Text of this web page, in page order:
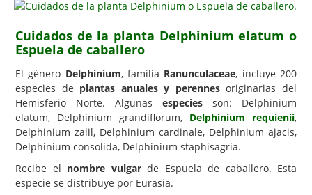
Consejos
Hemisferio Norte
Hemisferio Sur
Enfermedades
Animales
Hongos
Carencias
Fotos
Cuidados de la planta Delphinium elatum o
Espuela de caballero
El género Delphinium, familia Ranunculaceae, incluye 200
especies de plantas anuales y perennesoriginarias del
Hemisferio Norte. Algunas especies son: Delphinium
elatum, Delphinium grandiflorum, Delphinium requienii,
Delphinium zalil, Delphinium cardinale, Delphinium ajacis,
Delphinium consolida, Delphinium staphisagria.
Recibe el nombre vulgarde Espuela de caballero. Esta
especie se distribuye por Eurasia.